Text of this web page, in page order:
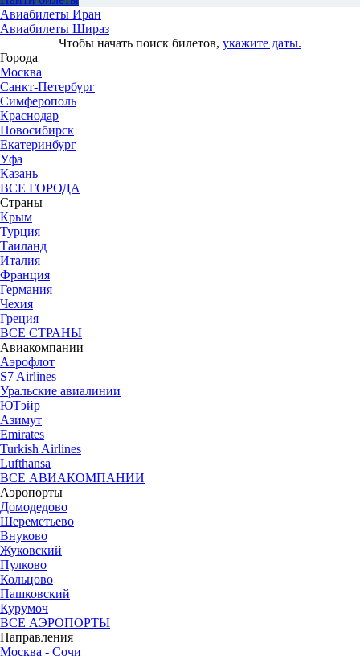
Авиабилеты Иран
Авиабилеты Шираз
Чтобы начать поиск билетов, укажите даты.
Города
Москва
Санкт-Петербург
Симферополь
Краснодар
Новосибирск
Екатеринбург
Уфа
Казань
ВСЕ ГОРОДА
Страны
Крым
Турция
Таиланд
Италия
Франция
Германия
Чехия
Греция
ВСЕ СТРАНЫ
Авиакомпании
Аэрофлот
S7 Airlines
Уральские авиалинии
ЮТэйр
Азимут
Emirates
Turkish Airlines
Lufthansa
ВСЕ АВИАКОМПАНИИ
Аэропорты
Домодедово
Шереметьево
Внуково
Жуковский
Пулково
Кольцово
Пашковский
Курумоч
ВСЕ АЭРОПОРТЫ
Направления
Москва - Сочи